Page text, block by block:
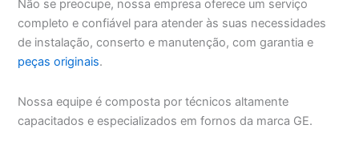
Não se preocupe, nossa empresa oferece um serviço
completo e confiável para atender às suas necessidades
de instalação, conserto e manutenção, com garantia e
peças originais.
Nossa equipe é composta por técnicos altamente
capacitados e especializados em fornos da marca GE.